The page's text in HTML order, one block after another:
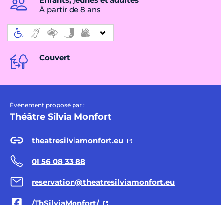
À partir de 8 ans
Couvert
Évènement proposé par :
Théâtre Silvia Monfort
theatresilviamonfort.eu
01 56 08 33 88
reservation@theatresilviamonfort.eu
/ThSilviaMonfort/